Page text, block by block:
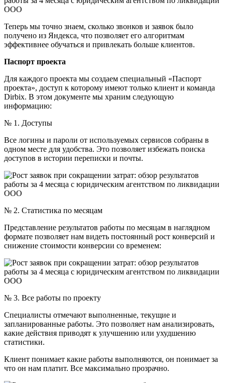
Теперь мы точно знаем, сколько звонков и заявок было
получено из Яндекса, что позволяет его алгоритмам
эффективнее обучаться и привлекать больше клиентов.
Паспорт проекта
Для каждого проекта мы создаем специальный «Паспорт
проекта», доступ к которому имеют только клиент и команда
Dirbix. В этом документе мы храним следующую
информацию:
№ 1. Доступы
Все логины и пароли от используемых сервисов собраны в
одном месте для удобства. Это позволяет избежать поиска
доступов в истории переписки и почты.
№ 2. Статистика по месяцам
Представление результатов работы по месяцам в наглядном
формате позволяет нам видеть постоянный рост конверсий и
снижение стоимости конверсии со временем:
№ 3. Все работы по проекту
Специалисты отмечают выполненные, текущие и
запланированные работы. Это позволяет нам анализировать,
какие действия приводят к улучшению или ухудшению
статистики.
Клиент понимает какие работы выполняются, он понимает за
что он нам платит. Все максимально прозрачно.